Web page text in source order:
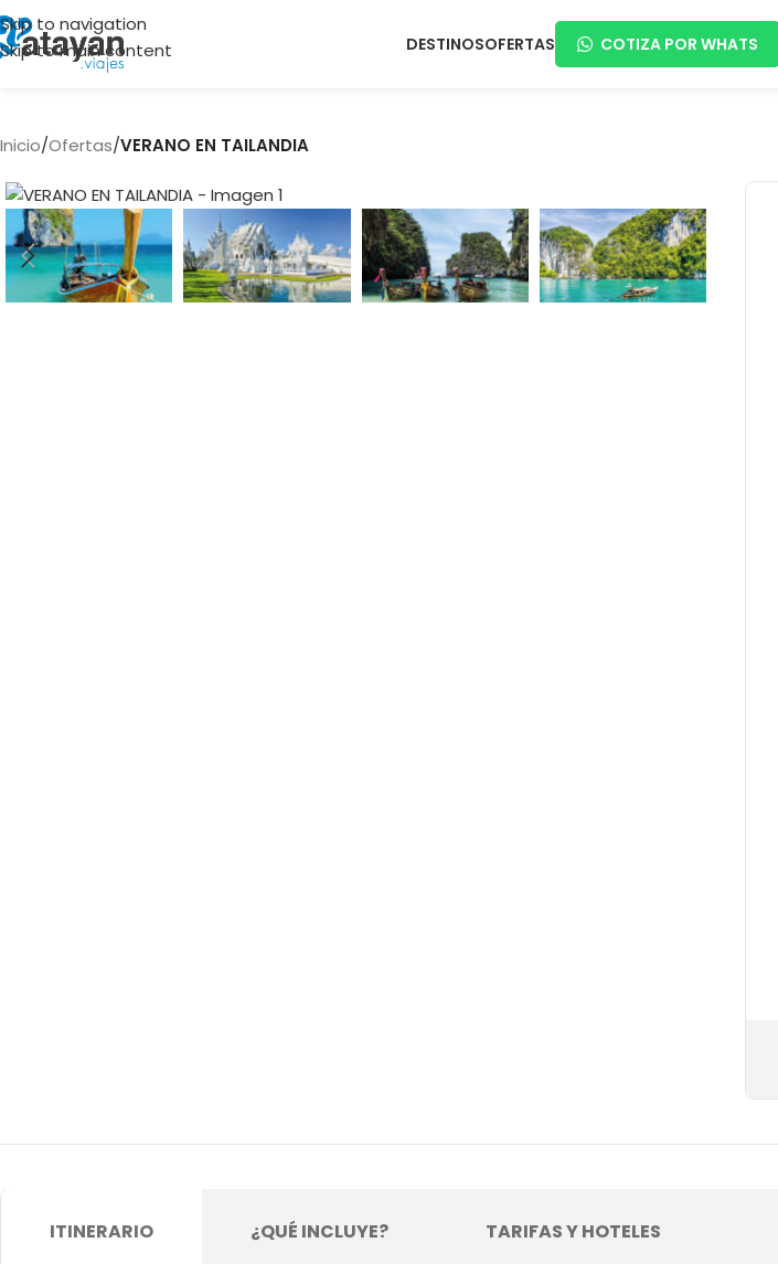
Skip to navigation
Skip to main content
DESTINOSOFERTAS COTIZA POR WHATS
Inicio/Ofertas/VERANO EN TAILANDIA
ITINERARIO ¿QUÉ INCLUYE? TARIFAS Y HOTELES